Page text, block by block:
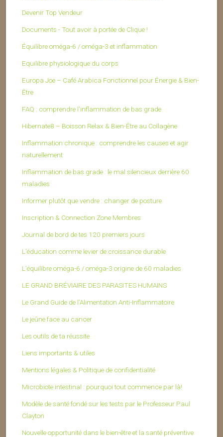
Devenir Top Vendeur
Documents - Tout avoir à portée de Clique !
Équilibre oméga-6 / oméga-3 et inflammation
Equilibre physiologique du corps
Europa Joe – Café Arabica Fonctionnel pour Énergie & Bien-
Être
FAQ : comprendre l’inflammation de bas grade
Hibernate8 – Boisson Relax & Bien-Être au Collagène
Inflammation chronique : comprendre les causes et agir
naturellement
Inflammation de bas grade : le mal silencieux derrière 60
maladies
Informer plutôt que vendre : changer de posture
Inscription & Connection Zone Membres
Journal de bord de tes 120 premiers jours
L’éducation comme levier de croissance durable
L’équilibre oméga-6 / oméga-3 origine de 60 maladies
LE GRAND BRÉVIAIRE DES PARASITES HUMAINS
Le Grand Guide de l’Alimentation Anti-Inflammatoire
Le jeûne face au cancer
Les outils de ta réussite
Liens importants & utiles
Mentions légales & Politique de confidentialité
Microbiote intestinal : pourquoi tout commence par là!
Modèle de santé fondé sur les tests par le Professeur Paul
Clayton
Nouvelle opportunité dans le bien-être et la santé préventive